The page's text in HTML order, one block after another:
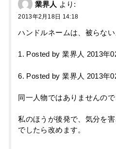
業界人 より:
2013年2月18日 14:18
ハンドルネームは、被らない
1. Posted by 業界人 2013年
6. Posted by 業界人 2013年
同一人物ではありませんので
私のほうが後発で、気分を
でしたら改めます。